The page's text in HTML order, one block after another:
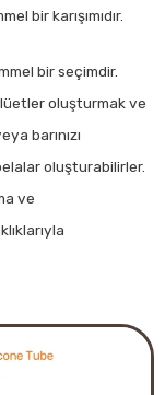
bir karışımıdır.
bir seçimdir.
oluşturmak ve
barınızı
oluşturabilirler.
ve